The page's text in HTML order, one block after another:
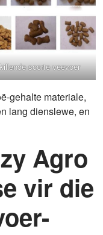
soorte veevoer
gehalte materiale,
lang dienslewe, en
Agro
vir die